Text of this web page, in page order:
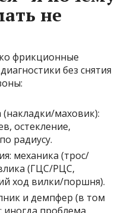
не
фрикционные
без снятия
маховик):
остекление,
радиусу.
механика (трос/
(ГЦС/РЦС,
ход вилки/поршня).
и демпфер (в том